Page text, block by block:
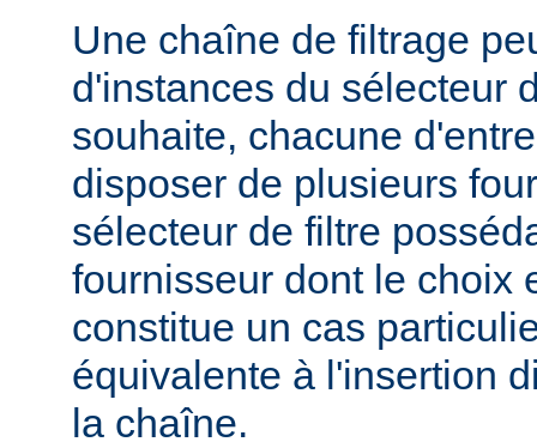
Une chaîne de filtrage
d'instances du sélecteur
souhaite, chacune
disposer de plusieurs
sélecteur de filtre
fournisseur dont le choix
constitue un cas
équivalente à l'insertion
la chaîne.